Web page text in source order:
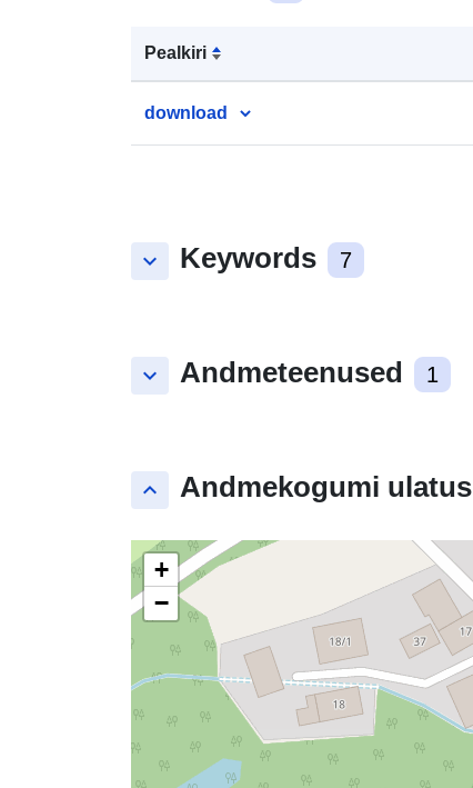
Pealkiri
download
keyboard_arrow_down Keywords 7
keyboard_arrow_down Andmeteenused 1
keyboard_arrow_up Andmekogumi ulatus
+
−